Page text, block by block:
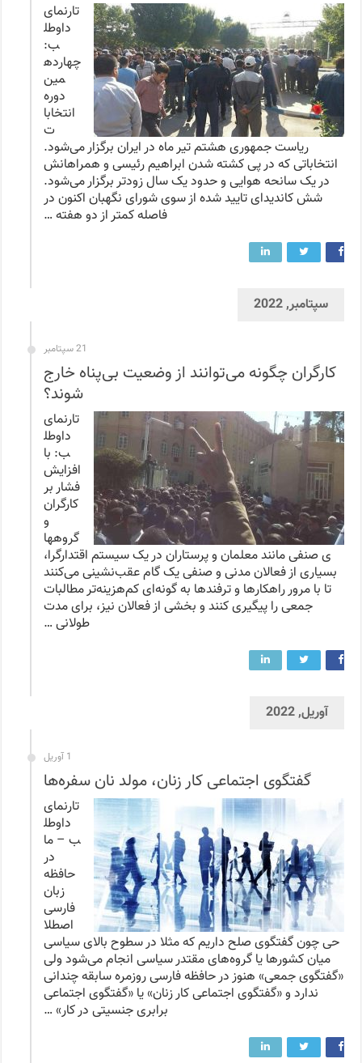
تارنمای
داوطل
ب:
چهارده
مین
دوره
انتخابا
ت
ریاست جمهوری هشتم تیر ماه در ایران برگزار می‌شود.
انتخاباتی که در پی کشته شدن ابراهیم رئیسی و همراهانش
در یک سانحه هوایی و حدود یک سال زودتر برگزار می‌شود.
شش کاندیدای تایید شده از سوی شورای نگهبان اکنون در
فاصله کمتر از دو هفته …
سپتامبر, 2022
21 سپتامبر
کارگران چگونه می‌توانند از وضعیت بی‌پناه خارج
شوند؟
تارنمای
داوطل
ب: با
افزایش
فشار بر
کارگران
و
گروهها
ی صنفی مانند معلمان و پرستاران در یک سیستم اقتدارگرا،
بسیاری از فعالان مدنی و صنفی یک گام عقب‌نشینی می‌کنند
تا با مرور راهکارها و ترفندها به گونه‌ای کم‌هزینه‌تر مطالبات
جمعی را پیگیری کنند و بخشی از فعالان نیز، برای مدت
طولانی …
آوریل, 2022
1 آوریل
گفتگوی اجتماعی کار زنان، مولد نان سفره‌ها
تارنمای
داوطل
ب – ما
در
حافظه
زبان
فارسی
اصطلا
حی چون گفتگوی صلح داریم که مثلا در سطوح بالای سیاسی
میان کشورها یا گروه‌های مقتدر سیاسی انجام می‌شود ولی
«گفتگوی جمعی» هنوز در حافظه فارسی روزمره سابقه چندانی
ندارد و «گفتگوی اجتماعی کار زنان» یا «گفتگوی اجتماعی
برابری جنسیتی در کار» …